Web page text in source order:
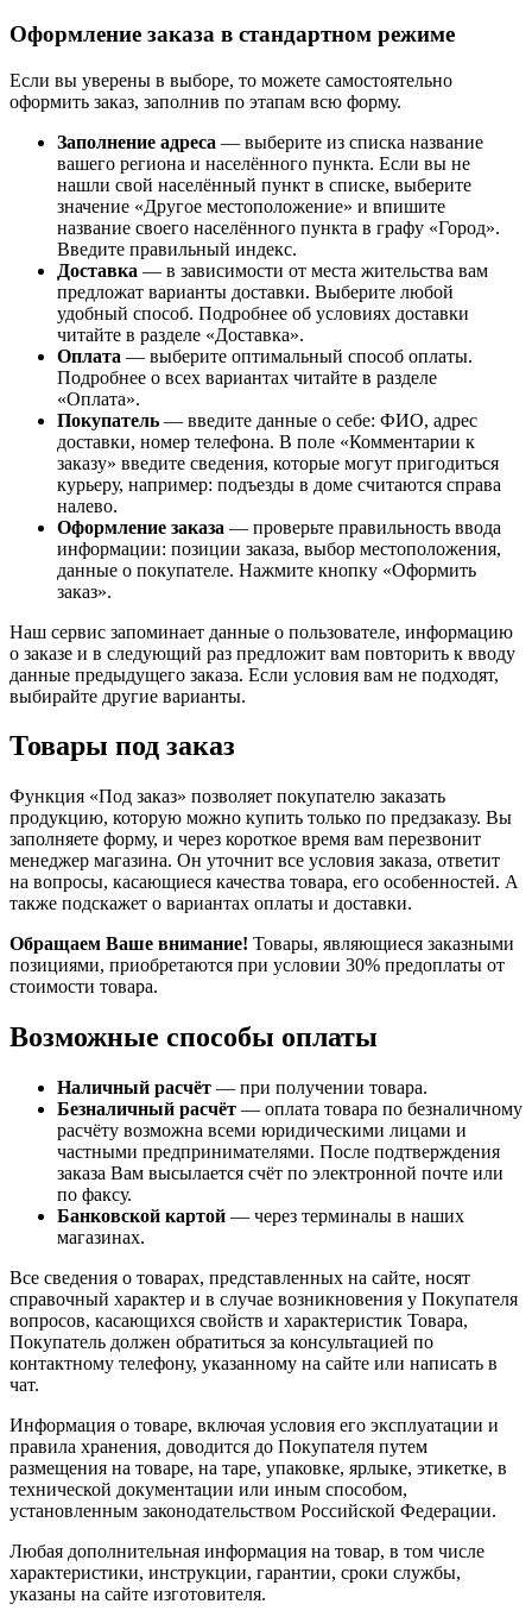
Оформление заказа в стандартном режиме
Если вы уверены в выборе, то можете самостоятельно
оформить заказ, заполнив по этапам всю форму.
Заполнение адреса — выберите из списка название
вашего региона и населённого пункта. Если вы не
нашли свой населённый пункт в списке, выберите
значение «Другое местоположение» и впишите
название своего населённого пункта в графу «Город».
Введите правильный индекс.
Доставка — в зависимости от места жительства вам
предложат варианты доставки. Выберите любой
удобный способ. Подробнее об условиях доставки
читайте в разделе «Доставка».
Оплата — выберите оптимальный способ оплаты.
Подробнее о всех вариантах читайте в разделе
«Оплата».
Покупатель — введите данные о себе: ФИО, адрес
доставки, номер телефона. В поле «Комментарии к
заказу» введите сведения, которые могут пригодиться
курьеру, например: подъезды в доме считаются справа
налево.
Оформление заказа — проверьте правильность ввода
информации: позиции заказа, выбор местоположения,
данные о покупателе. Нажмите кнопку «Оформить
заказ».
Наш сервис запоминает данные о пользователе, информацию
о заказе и в следующий раз предложит вам повторить к вводу
данные предыдущего заказа. Если условия вам не подходят,
выбирайте другие варианты.
Товары под заказ
Функция «Под заказ» позволяет покупателю заказать
продукцию, которую можно купить только по предзаказу. Вы
заполняете форму, и через короткое время вам перезвонит
менеджер магазина. Он уточнит все условия заказа, ответит
на вопросы, касающиеся качества товара, его особенностей. А
также подскажет о вариантах оплаты и доставки.
Обращаем Ваше внимание! Товары, являющиеся заказными
позициями, приобретаются при условии 30% предоплаты от
стоимости товара.
Возможные способы оплаты
Наличный расчёт — при получении товара.
Безналичный расчёт — оплата товара по безналичному
расчёту возможна всеми юридическими лицами и
частными предпринимателями. После подтверждения
заказа Вам высылается счёт по электронной почте или
по факсу.
Банковской картой — через терминалы в наших
магазинах.
Все сведения о товарах, представленных на сайте, носят
справочный характер и в случае возникновения у Покупателя
вопросов, касающихся свойств и характеристик Товара,
Покупатель должен обратиться за консультацией по
контактному телефону, указанному на сайте или написать в
чат.
Информация о товаре, включая условия его эксплуатации и
правила хранения, доводится до Покупателя путем
размещения на товаре, на таре, упаковке, ярлыке, этикетке, в
технической документации или иным способом,
установленным законодательством Российской Федерации.
Любая дополнительная информация на товар, в том числе
характеристики, инструкции, гарантии, сроки службы,
указаны на сайте изготовителя.